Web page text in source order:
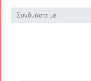
Συνδυάστε με